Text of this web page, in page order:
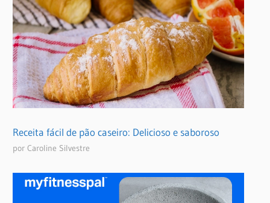
Receita fácil de pão caseiro: Delicioso e saboroso
por Caroline Silvestre